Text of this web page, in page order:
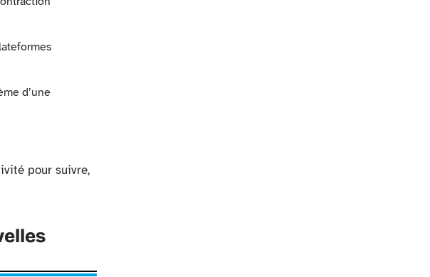
d’une
pour suivre,